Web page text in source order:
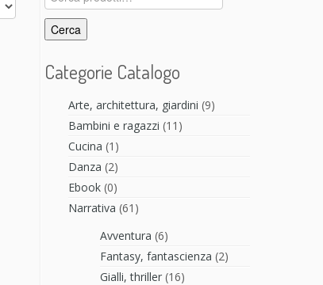
Cerca
Categorie Catalogo
Arte, architettura, giardini (9)
Bambini e ragazzi (11)
Cucina (1)
Danza (2)
Ebook (0)
Narrativa (61)
Avventura (6)
Fantasy, fantascienza (2)
Gialli, thriller (16)